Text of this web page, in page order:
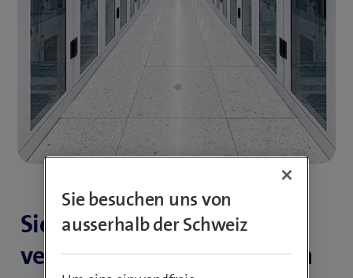
Sie haben für Ihr Business
verschiedene Möglichkeiten
Sie besuchen uns von
ausserhalb der Schweiz